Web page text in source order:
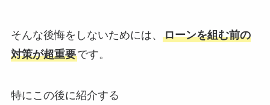
そんな後悔をしないためには、 ローンを組む前の
対策が超重要です。
特にこの後に紹介する